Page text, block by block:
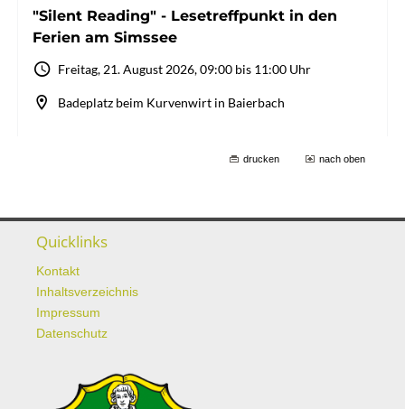
drucken nach oben
Quicklinks
Kontakt
Inhaltsverzeichnis
Impressum
Datenschutz